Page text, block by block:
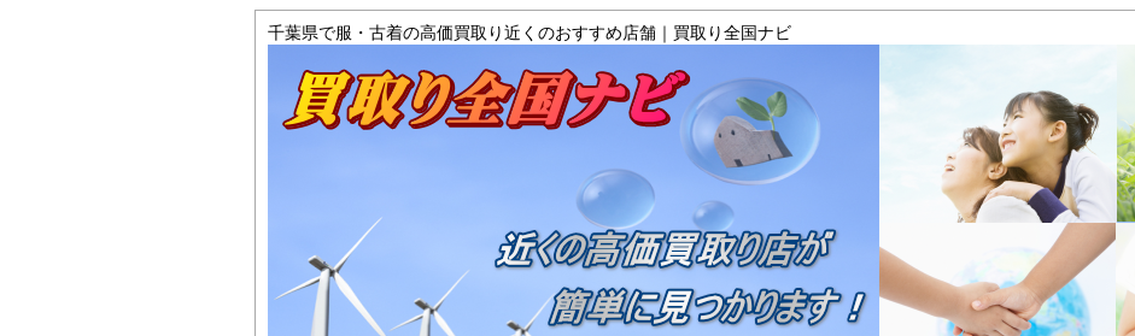
千葉県で服・古着の高価買取り近くのおすすめ店舗｜買取り全国ナビ